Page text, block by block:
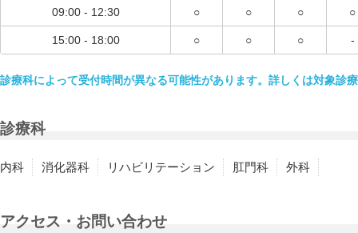
09:00 - 12:30 ○ ○ ○ ○
15:00 - 18:00 ○ ○ ○ -
診療科によって受付時間が異なる可能性があります。詳しくは対象診
診療科
内科 消化器科 リハビリテーション 肛門科 外科
アクセス・お問い合わせ